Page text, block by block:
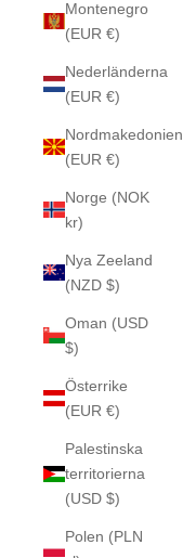
Montenegro
(EUR €)
Nederländerna
(EUR €)
Nordmakedonien
(EUR €)
Norge (NOK
kr)
Nya Zeeland
(NZD $)
Oman (USD
$)
Österrike
(EUR €)
Palestinska
territorierna
(USD $)
Polen (PLN